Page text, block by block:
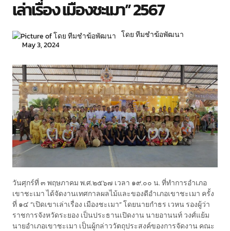
เล่าเรื่อง เมืองชะเมา” 2567
โดย ทีมชำฆ้อพัฒนา
May 3, 2024
วันศุกร์ที่ ๓ พฤษภาคม พ.ศ.๒๕๖๗ เวลา ๑๙.๐๐ น. ที่ทำการอำเภอ
เขาชะเมา ได้จัดงานเทศกาลผลไม้และของดีอำเภอเขาชะเมา ครั้ง
ที่ ๑๔ “เปิดเขาเล่าเรื่อง เมืองชะเมา” โดยนายกำธร เวหน รองผู้ว่า
ราชการจังหวัดระยอง เป็นประธานเปิดงาน นายอานนท์ วงศ์แย้ม
นายอำเภอเขาชะเมา เป็นผู้กล่าววัตถุประสงค์ของการจัดงาน คณะ